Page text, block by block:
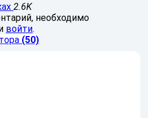
2.6K
необходимо
войти.
(50)